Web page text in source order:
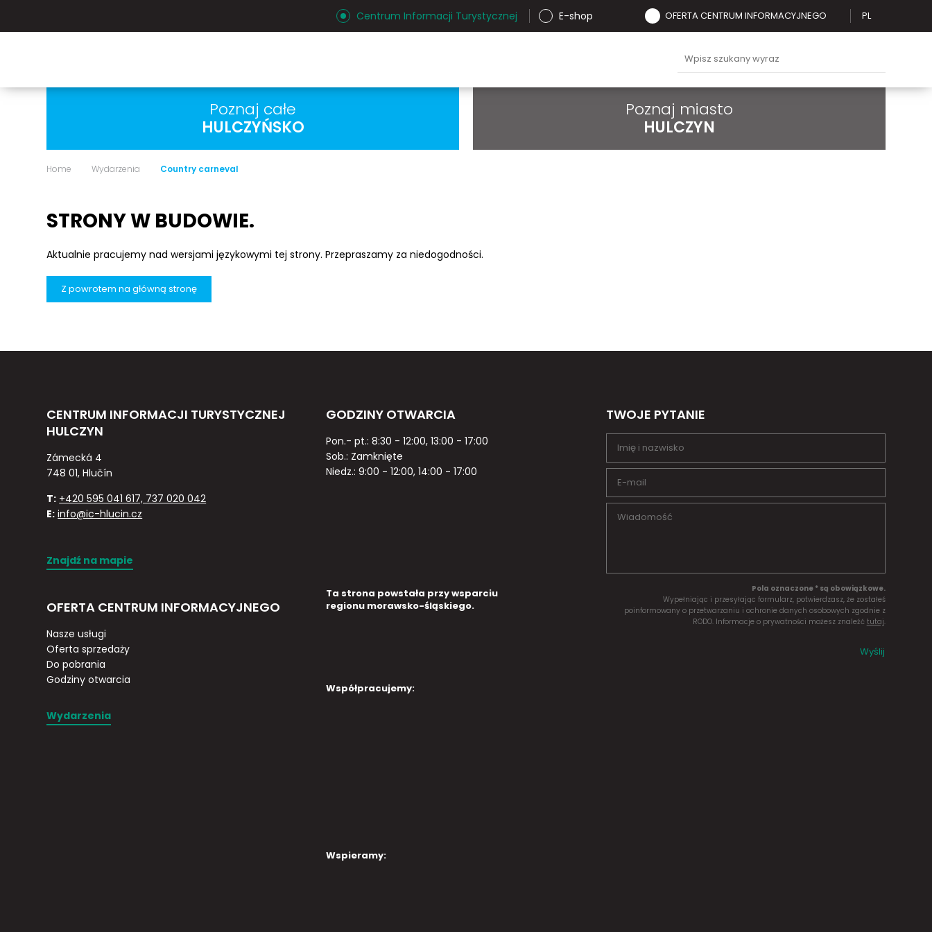
Centrum Informacji Turystycznej E-shop OFERTA CENTRUM INFORMACYJNEGO PL
Poznaj całe
HULCZYŃSKO
Poznaj miasto
HULCZYN
Home Wydarzenia Country carneval
STRONY W BUDOWIE.
Aktualnie pracujemy nad wersjami językowymi tej strony. Przepraszamy za niedogodności.
Z powrotem na główną stronę
CENTRUM INFORMACJI TURYSTYCZNEJ
HULCZYN
Zámecká 4
748 01, Hlučín
T: +420 595 041 617, 737 020 042
E: info@ic-hlucin.cz
Znajdź na mapie
OFERTA CENTRUM INFORMACYJNEGO
Nasze usługi
Oferta sprzedaży
Do pobrania
Godziny otwarcia
Wydarzenia
GODZINY OTWARCIA
Pon.- pt.: 8:30 - 12:00, 13:00 - 17:00
Sob.: Zamknięte
Niedz.: 9:00 - 12:00, 14:00 - 17:00
Ta strona powstała przy wsparciu
regionu morawsko-śląskiego.
Współpracujemy:
Wspieramy:
TWOJE PYTANIE
Pola oznaczone * są obowiązkowe.
Wypełniając i przesyłając formularz, potwierdzasz, że zostałeś
poinformowany o przetwarzaniu i ochronie danych osobowych zgodnie z
RODO. Informacje o prywatności możesz znaleźć tutaj.
Wyślij